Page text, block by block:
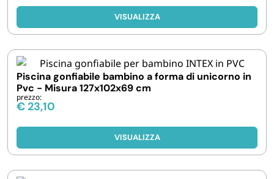
VISUALIZZA
Piscina gonfiabile bambino a forma di unicorno in
Pvc - Misura 127x102x69 cm
prezzo:
€ 23,10
VISUALIZZA